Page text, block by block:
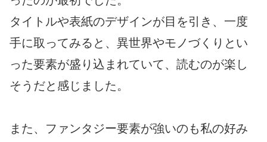
タイトルや表紙のデザインが目を引き、一度
手に取ってみると、異世界やモノづくりとい
った要素が盛り込まれていて、読むのが楽し
そうだと感じました。
また、ファンタジー要素が強いのも私の好み